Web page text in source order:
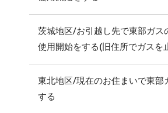
茨城地区/お引越し先で東部ガス
使用開始をする(旧住所でガスを
東北地区/現在のお住まいで東部
する